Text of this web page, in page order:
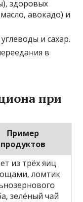
здоровых
авокадо) и
и сахар.
в
при
Пример
продуктов
из трёх яиц
ломтик
зелёный чай